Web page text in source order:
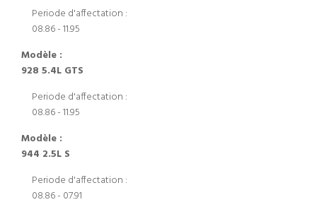
Periode d'affectation :
08.86 - 11.95
Modèle :
928 5.4L GTS
Periode d'affectation :
08.86 - 11.95
Modèle :
944 2.5L S
Periode d'affectation :
08.86 - 07.91